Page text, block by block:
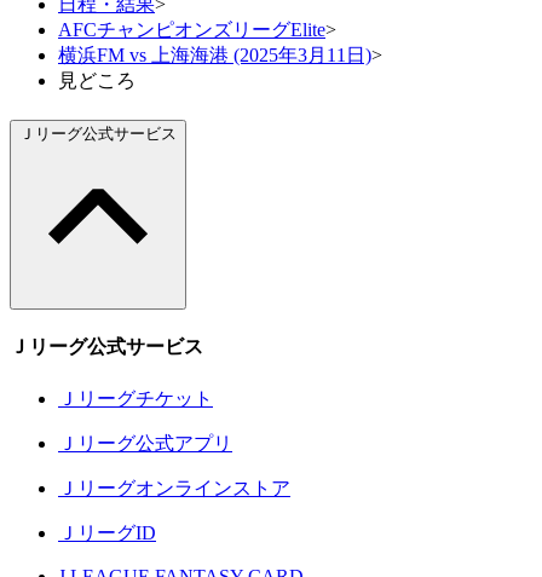
AFCチャンピオンズリーグElite>
横浜FM vs 上海海港 (2025年3月11日)>
見どころ
Ｊリーグ公式サービス
Ｊリーグ公式サービス
Ｊリーグチケット
Ｊリーグ公式アプリ
Ｊリーグオンラインストア
ＪリーグID